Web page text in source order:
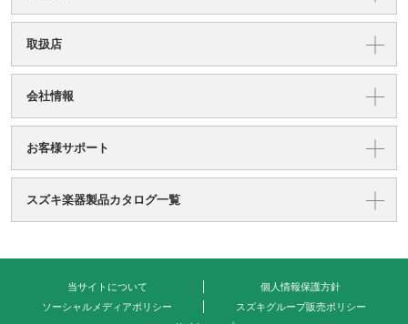
取扱店
会社情報
お客様サポート
スズキ楽器製品カタログ一覧
当サイトについて
個人情報保護方針
ソーシャルメディアポリシー
スズキグループ販売ポリシー